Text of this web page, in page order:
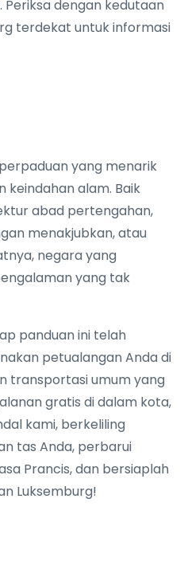
dengan kedutaan
terdekat untuk informasi
yang menarik
keindahan alam. Baik
abad pertengahan,
menakjubkan, atau
negara yang
yang tak
panduan ini telah
petualangan Anda di
transportasi umum yang
gratis di dalam kota,
kami, berkeliling
tas Anda, perbarui
Prancis, dan bersiaplah
Luksemburg!